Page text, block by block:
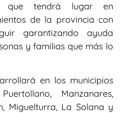
que tendrá lugar en
de la provincia con
garantizando ayuda
y familias que más lo
en los municipios
Manzanares,
Miguelturra, La Solana y